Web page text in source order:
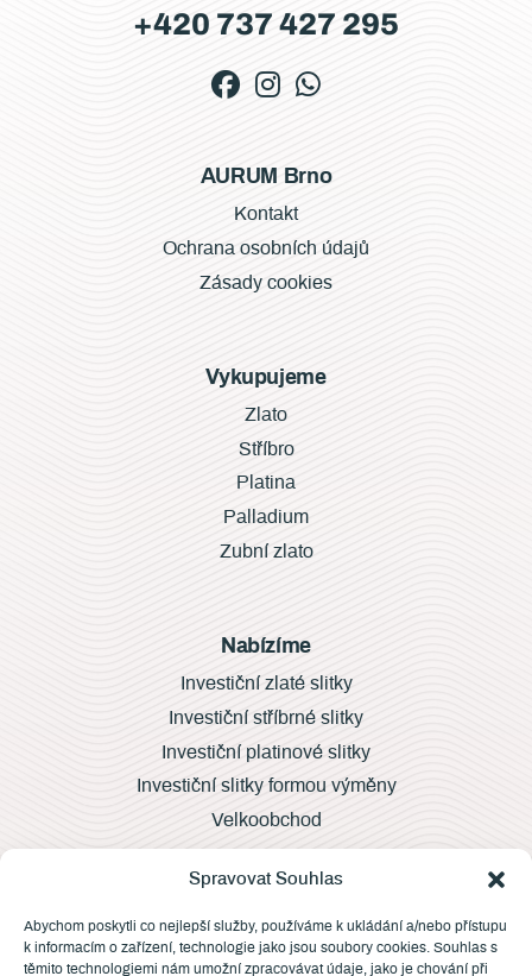
Spravovat Souhlas
Abychom poskytli co nejlepší služby, používáme k ukládání a/nebo přístupu
k informacím o zařízení, technologie jako jsou soubory cookies. Souhlas s
těmito technologiemi nám umožní zpracovávat údaje, jako je chování při
+420 737 427 295
AURUM Brno
Kontakt
Ochrana osobních údajů
Zásady cookies
Vykupujeme
Zlato
Stříbro
Platina
Palladium
Zubní zlato
Nabízíme
Investiční zlaté slitky
Investiční stříbrné slitky
Investiční platinové slitky
Investiční slitky formou výměny
Velkoobchod
Další informace
Vývoj cen